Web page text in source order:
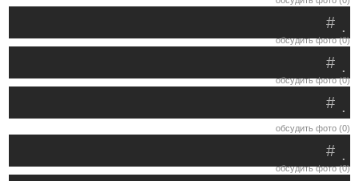
.
#
обсудить фото (0)
.
#
обсудить фото (0)
.
#
обсудить фото (0)
.
#
обсудить фото (0)